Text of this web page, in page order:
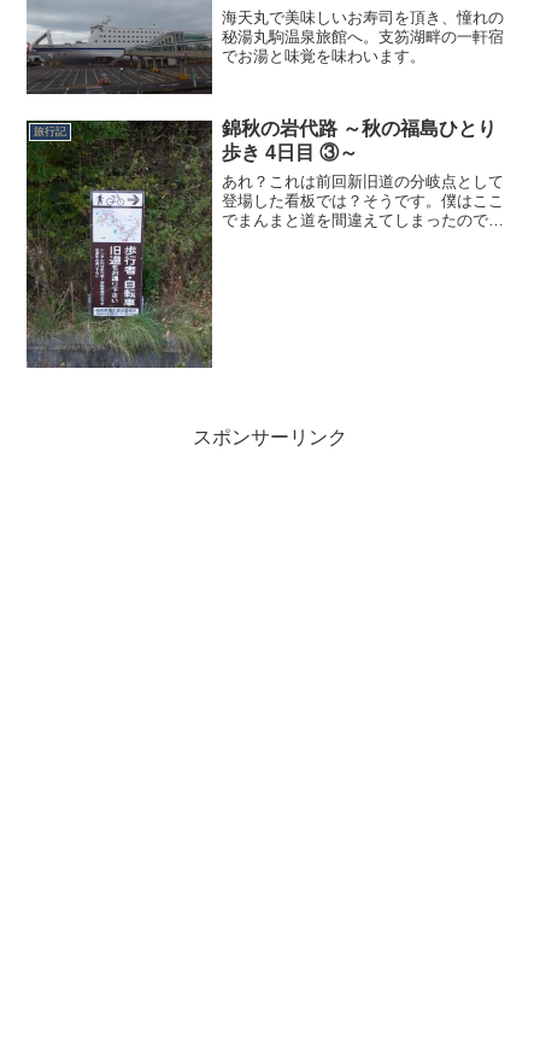
海天丸で美味しいお寿司を頂き、憧れの
秘湯丸駒温泉旅館へ。支笏湖畔の一軒宿
でお湯と味覚を味わいます。
旅行記
錦秋の岩代路 ～秋の福島ひとり
歩き 4日目 ③～
あれ？これは前回新旧道の分岐点として
登場した看板では？そうです。僕はここ
でまんまと道を間違えてしまったので
スポンサーリンク